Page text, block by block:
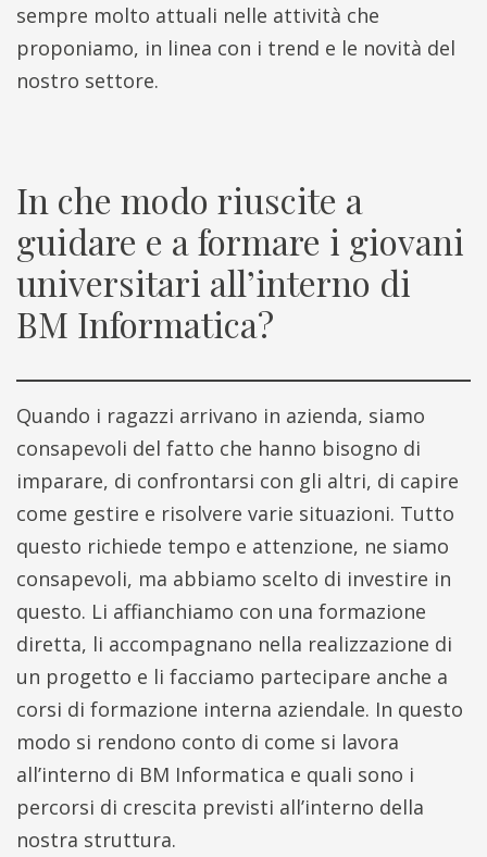
sempre molto attuali nelle attività che
proponiamo, in linea con i trend e le novità del
nostro settore.
In che modo riuscite a
guidare e a formare i giovani
universitari all’interno di
BM Informatica?
Quando i ragazzi arrivano in azienda, siamo
consapevoli del fatto che hanno bisogno di
imparare, di confrontarsi con gli altri, di capire
come gestire e risolvere varie situazioni. Tutto
questo richiede tempo e attenzione, ne siamo
consapevoli, ma abbiamo scelto di investire in
questo. Li affianchiamo con una formazione
diretta, li accompagnano nella realizzazione di
un progetto e li facciamo partecipare anche a
corsi di formazione interna aziendale. In questo
modo si rendono conto di come si lavora
all’interno di BM Informatica e quali sono i
percorsi di crescita previsti all’interno della
nostra struttura.